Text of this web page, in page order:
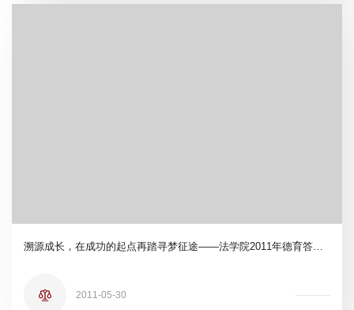
溯源成长，在成功的起点再踏寻梦征途——法学院2011年德育答辩圆满结束
2011-05-30